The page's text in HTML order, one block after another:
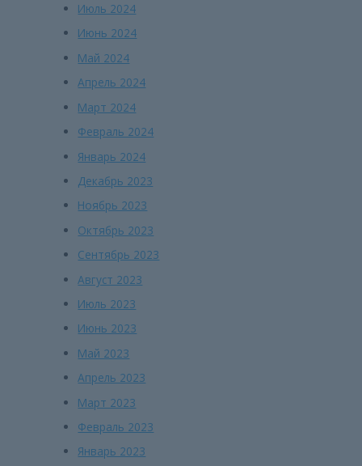
Июль 2024
Июнь 2024
Май 2024
Апрель 2024
Март 2024
Февраль 2024
Январь 2024
Декабрь 2023
Ноябрь 2023
Октябрь 2023
Сентябрь 2023
Август 2023
Июль 2023
Июнь 2023
Май 2023
Апрель 2023
Март 2023
Февраль 2023
Январь 2023